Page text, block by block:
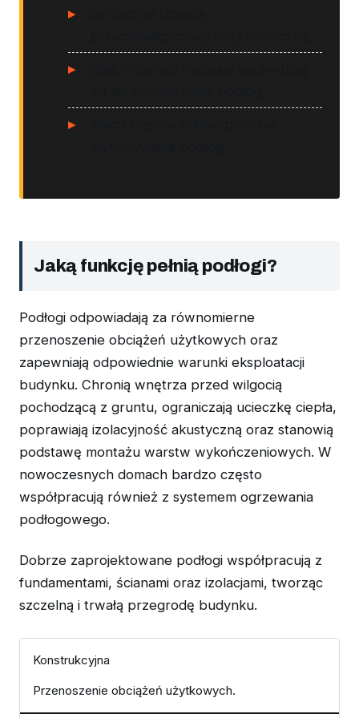
Jaką funkcję pełnią podłogi?
Podłogi odpowiadają za równomierne
przenoszenie obciążeń użytkowych oraz
zapewniają odpowiednie warunki eksploatacji
budynku. Chronią wnętrza przed wilgocią
pochodzącą z gruntu, ograniczają ucieczkę ciepła,
poprawiają izolacyjność akustyczną oraz stanowią
podstawę montażu warstw wykończeniowych. W
nowoczesnych domach bardzo często
współpracują również z systemem ogrzewania
podłogowego.
Dobrze zaprojektowane podłogi współpracują z
fundamentami, ścianami oraz izolacjami, tworząc
szczelną i trwałą przegrodę budynku.
Konstrukcyjna
Przenoszenie obciążeń użytkowych.